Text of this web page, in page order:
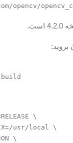
\
usr/local \
\